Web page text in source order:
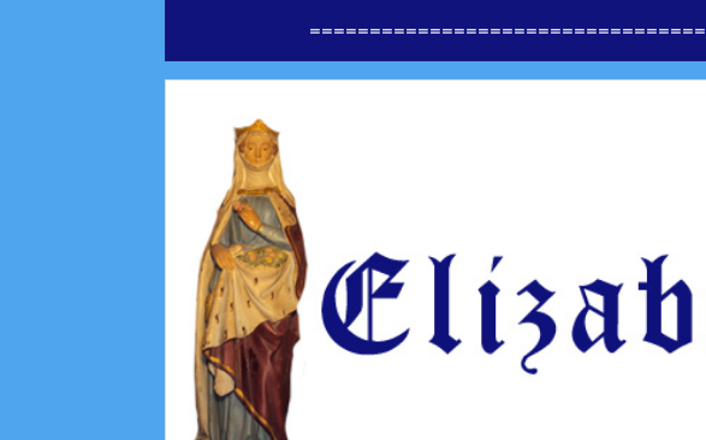
=================================